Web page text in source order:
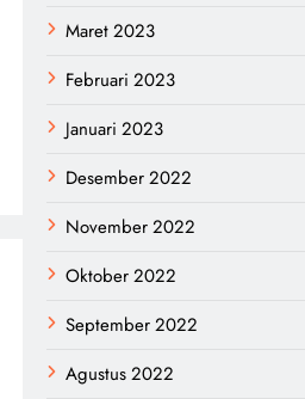
Maret 2023
Februari 2023
Januari 2023
Desember 2022
November 2022
Oktober 2022
September 2022
Agustus 2022